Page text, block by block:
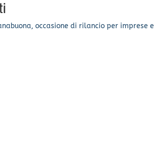
occasione di rilancio per imprese e